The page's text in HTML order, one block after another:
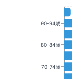
90-94歳
80-84歳
70-74歳